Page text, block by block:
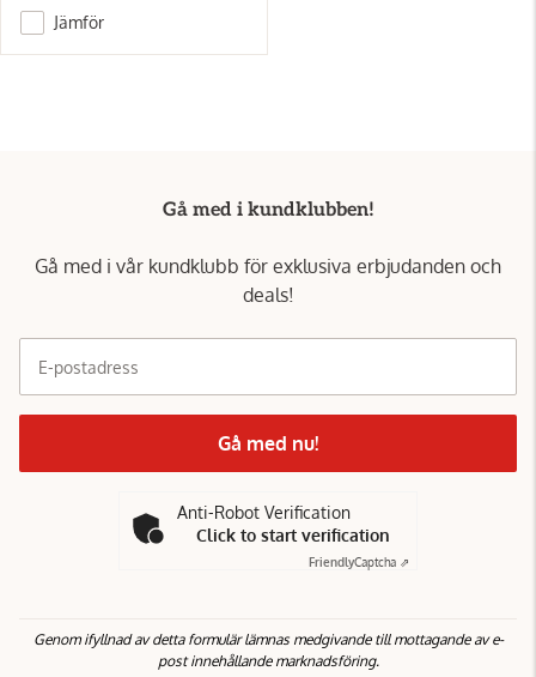
Jämför
Gå med i kundklubben!
Gå med i vår kundklubb för exklusiva erbjudanden och
deals!
E-postadress
Gå med nu!
Anti-Robot Verification
Click to start verification
FriendlyCaptcha ⇗
Genom ifyllnad av detta formulär lämnas medgivande till mottagande av e-
post innehållande marknadsföring.